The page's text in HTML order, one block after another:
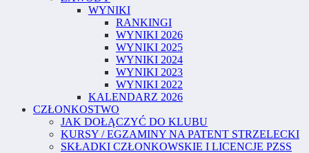
WYNIKI
RANKINGI
WYNIKI 2026
WYNIKI 2025
WYNIKI 2024
WYNIKI 2023
WYNIKI 2022
KALENDARZ 2026
CZŁONKOSTWO
JAK DOŁĄCZYĆ DO KLUBU
KURSY / EGZAMINY NA PATENT STRZELECKI
SKŁADKI CZŁONKOWSKIE I LICENCJE PZSS